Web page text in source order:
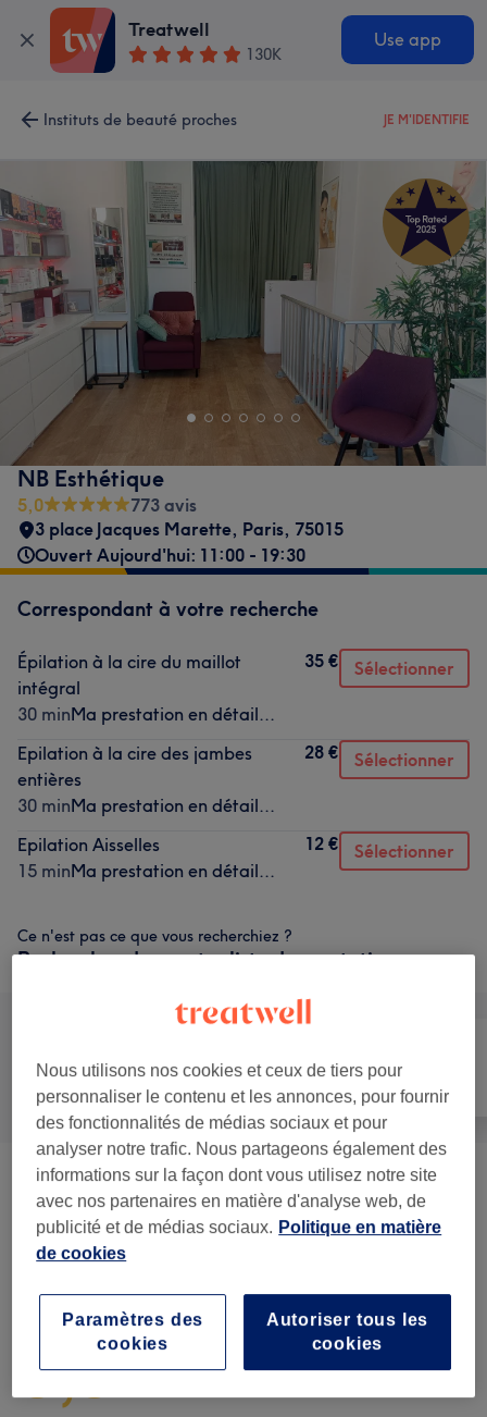
Treatwell
130K
Use app
Instituts de beauté proches JE M'IDENTIFIE
NB Esthétique
5,0
773 avis
3 place Jacques Marette, Paris, 75015
Ouvert Aujourd'hui: 11:00 - 19:30
Correspondant à votre recherche
Épilation à la cire du maillot
intégral
30 minMa prestation en détail...
35 € Sélectionner
Epilation à la cire des jambes
entières
30 minMa prestation en détail...
28 € Sélectionner
Epilation Aisselles
15 minMa prestation en détail...
12 € Sélectionner
Ce n'est pas ce que vous recherchiez ?
Recherchez dans notre liste de prestations
Épilation À La Cire ( 17) à partir de 10 €
5,0
Nous utilisons nos cookies et ceux de tiers pour
personnaliser le contenu et les annonces, pour fournir
des fonctionnalités de médias sociaux et pour
analyser notre trafic. Nous partageons également des
informations sur la façon dont vous utilisez notre site
avec nos partenaires en matière d'analyse web, de
publicité et de médias sociaux. Politique en matière
de cookies
Autoriser tous les
cookies
Paramètres des
cookies